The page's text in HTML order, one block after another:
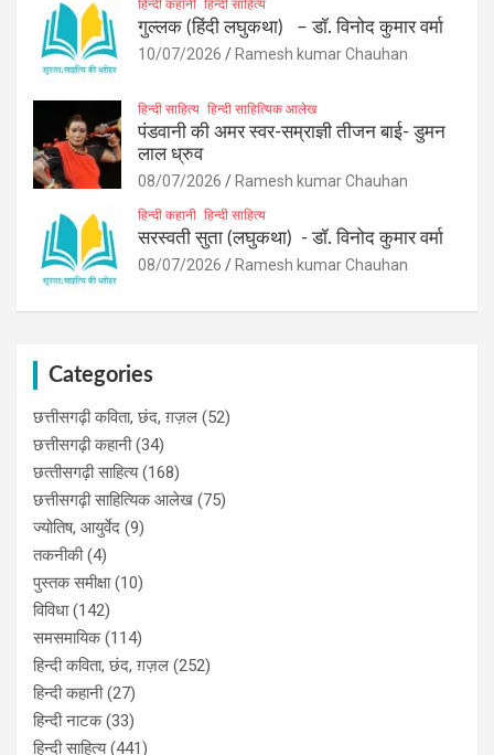
हिन्दी कहानी हिन्दी साहित्य
गुल्लक (हिंदी लघुकथा) – डॉ. विनोद कुमार वर्मा
10/07/2026 Ramesh kumar Chauhan
हिन्दी साहित्य हिन्दी साहित्यिक आलेख
पंडवानी की अमर स्वर-सम्राज्ञी तीजन बाई- डुमन
लाल ध्रुव
08/07/2026 Ramesh kumar Chauhan
हिन्दी कहानी हिन्दी साहित्य
सरस्वती सुता (लघुकथा) ​- डॉ. विनोद कुमार वर्मा
08/07/2026 Ramesh kumar Chauhan
Categories
छत्तीसगढ़ी कविता, छंद, ग़ज़ल (52)
छत्तीसगढ़ी कहानी(34)
छत्‍तीसगढ़ी साहित्‍य(168)
छत्तीसगढ़ी साहित्यिक आलेख (75)
ज्योतिष, आयुर्वेद (9)
तकनीकी(4)
पुस्‍तक समीक्षा(10)
विविधा(142)
समसमायिक(114)
हिन्दी कविता, छंद, ग़ज़ल (252)
हिन्दी कहानी(27)
हिन्‍दी नाटक(33)
हिन्दी साहित्य(441)